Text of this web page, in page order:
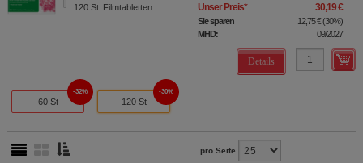
120 St Filmtabletten Unser Preis* 30,19 €
Sie sparen 12,75 €(30%)
MHD:
09/2027
Details
60 St
32%
120 St
30%
pro Seite